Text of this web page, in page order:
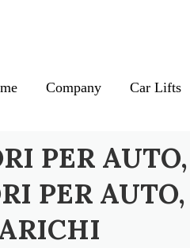
Company Car Lifts
PER
PER